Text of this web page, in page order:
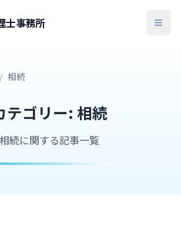
士事務所
/ 相続
テゴリー: 相続
相続に関する記事一覧